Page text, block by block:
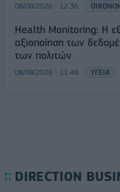
08/08/2026 - 12:36
Health Monitoring: Η
αξιοποίηση των
των πολιτών
08/08/2026 - 11:48 ΥΓΕΙΑ
DIRECTION